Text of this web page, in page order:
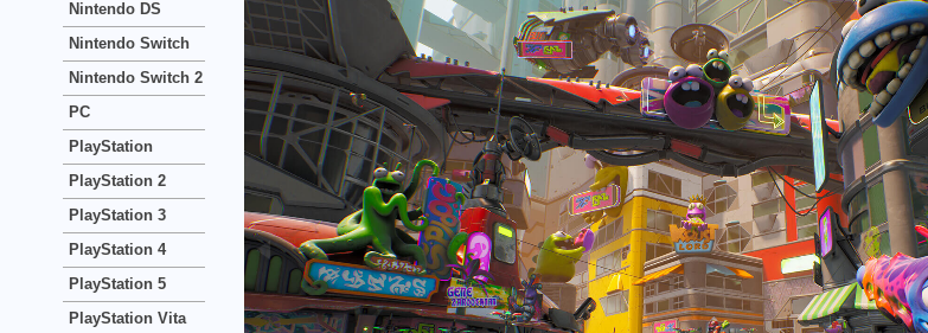
Nintendo DS
Nintendo Switch
Nintendo Switch 2
PC
PlayStation
PlayStation 2
PlayStation 3
PlayStation 4
PlayStation 5
PlayStation Vita